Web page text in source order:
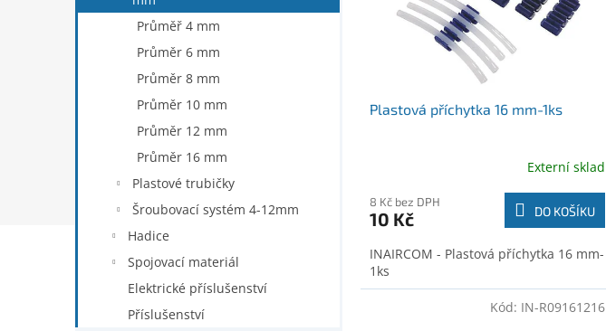
Průměř 4 mm
Průměr 6 mm
Průměr 8 mm
Průměr 10 mm
Průměr 12 mm
Průměr 16 mm
Plastové trubičky
Šroubovací systém 4-12mm
Hadice
Spojovací materiál
Elektrické příslušenství
Příslušenství
Plastová příchytka 16 mm-1ks
Externí sklad
8 Kč bez DPH
10 Kč DO KOŠÍKU
INAIRCOM - Plastová příchytka 16 mm-
1ks
Kód: IN-R09161216